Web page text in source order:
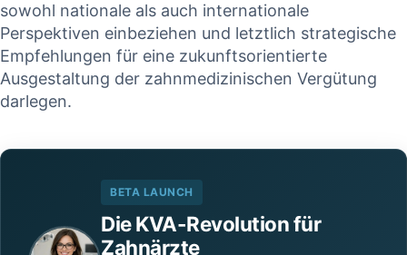
sowohl⁤ nationale als auch internationale
Perspektiven ⁤einbeziehen ⁣und letztlich strategische
Empfehlungen für eine zukunftsorientierte
Ausgestaltung der zahnmedizinischen Vergütung
⁤darlegen.
BETA LAUNCH
Die KVA-Revolution für
Zahnärzte